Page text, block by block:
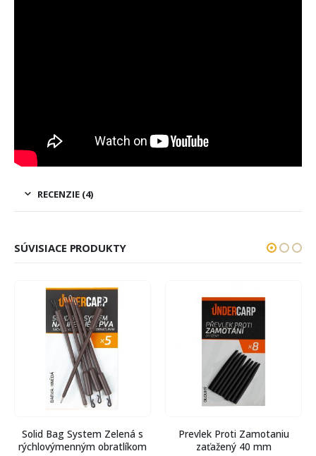
RECENZIE (4)
SÚVISIACE PRODUKTY
Solid Bag System Zelená s
rýchlovýmenným obratlíkom
Prevlek Proti Zamotaniu
zaťažený 40 mm